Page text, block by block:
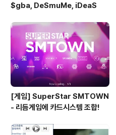
$gba, DeSmuMe, iDeaS
[게임] SuperStar SMTOWN
- 리듬게임에 카드시스템 조합!